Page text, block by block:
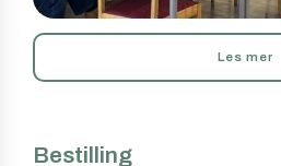
Les mer
Bestilling